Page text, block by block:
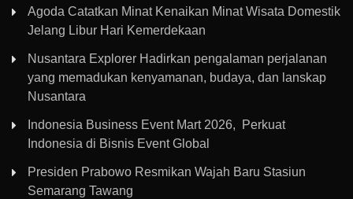
Agoda Catatkan Minat Kenaikan Minat Wisata Domestik
Jelang Libur Hari Kemerdekaan
Nusantara Explorer Hadirkan pengalaman perjalanan
yang memadukan kenyamanan, budaya, dan lanskap
Nusantara
Indonesia Business Event Mart 2026, Perkuat
Indonesia di Bisnis Event Global
Presiden Prabowo Resmikan Wajah Baru Stasiun
Semarang Tawang